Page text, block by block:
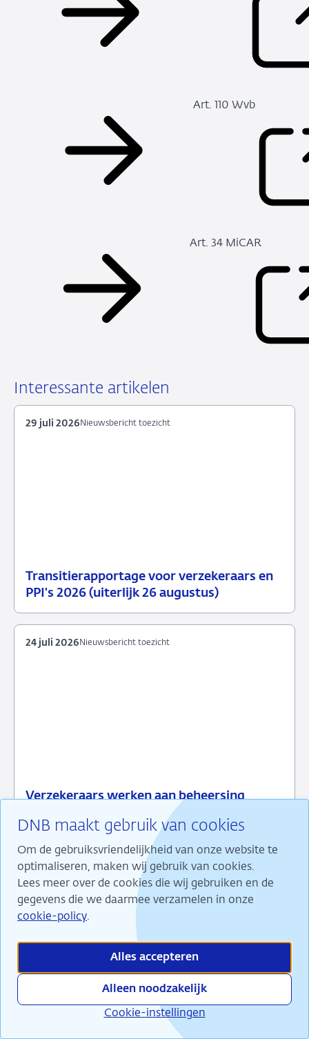
Art. 110 Wvb
Art. 34 MiCAR
Interessante artikelen
Transitierapportage voor verzekeraars en
PPI's 2026 (uiterlijk 26 augustus)
29
Nieuwsbericht
Nieuwsbericht toezicht
29 juli 2026
Verzekeraars werken aan beheersing
juli
toezicht
Nieuwsbericht toezicht
24 juli 2026
EBA vastgoedverliescijfers relevant voor
Nieuwsbericht toezicht
23 juli 2026
DNB maakt gebruik van cookies
Om de gebruiksvriendelijkheid van onze website te
optimaliseren, maken wij gebruik van cookies.
Lees meer over de cookies die wij gebruiken en de
gegevens die we daarmee verzamelen in onze
cookie-policy.
Alles accepteren
Alleen noodzakelijk
Cookie-instellingen